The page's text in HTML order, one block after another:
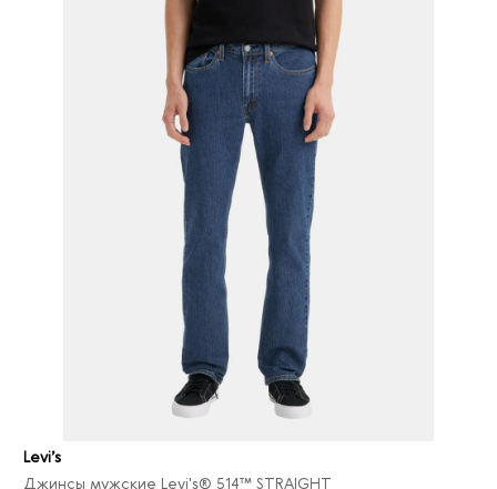
Levi’s
Джинсы мужские Levi's® 514™ STRAIGHT